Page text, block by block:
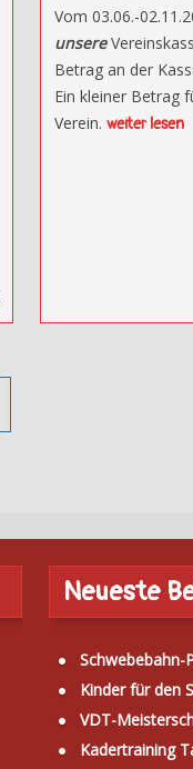
Vom 03.06.-
unsere
Betrag an der
Ein kleiner Betrag
Verein. weiter lesen
Neueste
Schwebebahn-
Kinder für den
VDT-
Kadertraining